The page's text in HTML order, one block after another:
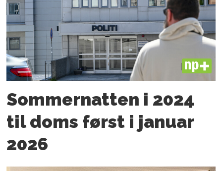
PLUS
Sommernatten i 2024
til doms først i januar
2026